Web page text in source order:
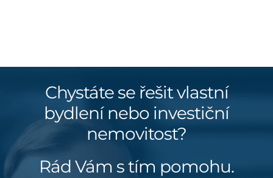
Chystáte se řešit vlastní
bydlení nebo investiční
nemovitost?
Rád Vám s tím pomohu.